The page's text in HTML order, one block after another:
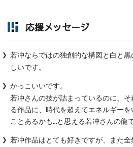
応援メッセージ
若冲ならではの独創的な構図と白と
しいです。
かっこいいです。
若冲さんの技が詰まっているのに、
る作品に、時代を超えてエネルギー
ことあるかも…と思える若冲さんの龍
若冲作品はとても好きですが、また